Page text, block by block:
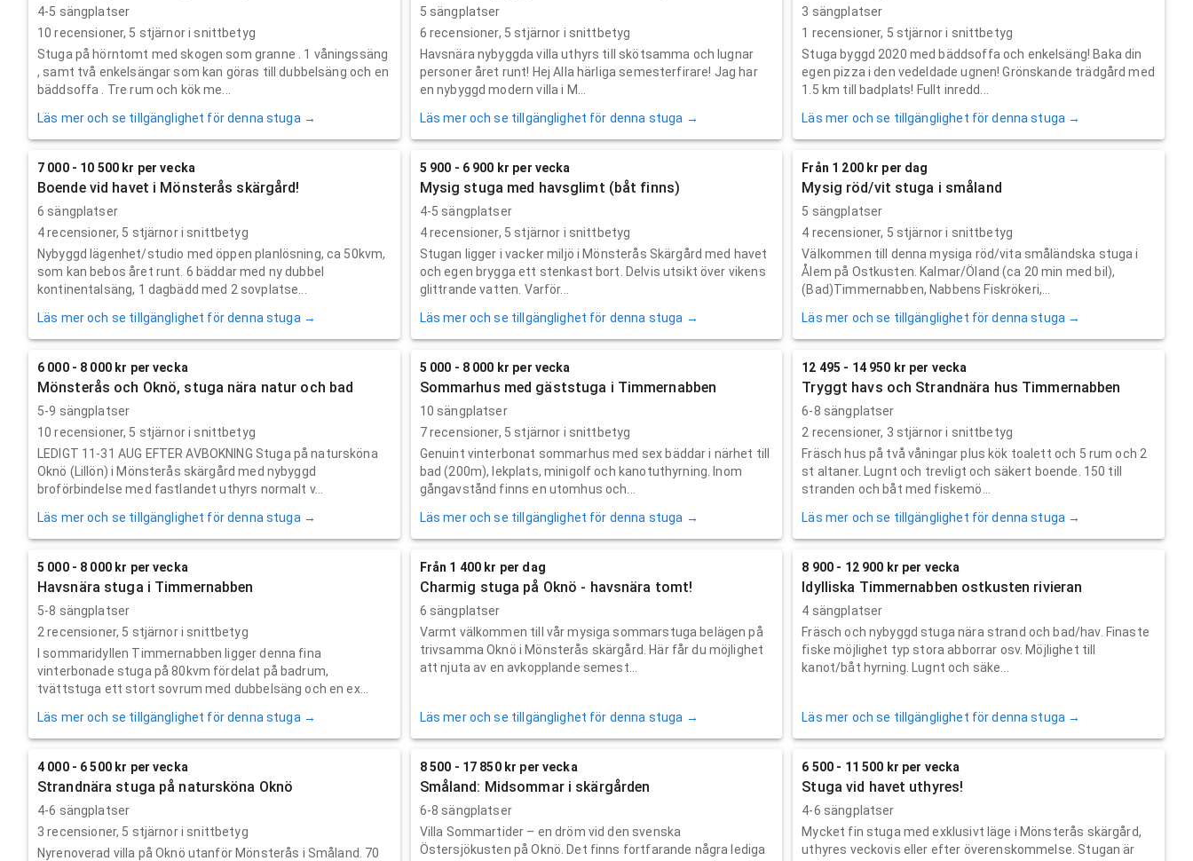
4-5 sängplatser
10 recensioner, 5 stjärnor i snittbetyg
Stuga på hörntomt med skogen som granne . 1 våningssäng
, samt två enkelsängar som kan göras till dubbelsäng och en
bäddsoffa . Tre rum och kök me...
Läs mer och se tillgänglighet för denna stuga →
5 sängplatser
6 recensioner, 5 stjärnor i snittbetyg
Havsnära nybyggda villa uthyrs till skötsamma och lugnar
personer året runt! Hej Alla härliga semesterfirare! Jag har
en nybyggd modern villa i M...
Läs mer och se tillgänglighet för denna stuga →
3 sängplatser
1 recensioner, 5 stjärnor i snittbetyg
Stuga byggd 2020 med bäddsoffa och enkelsäng! Baka din
egen pizza i den vedeldade ugnen! Grönskande trädgård med
1.5 km till badplats! Fullt inredd...
Läs mer och se tillgänglighet för denna stuga →
7 000 - 10 500 kr per vecka
Boende vid havet i Mönsterås skärgård!
6 sängplatser
4recensioner, 5 stjärnor i snittbetyg
Nybyggd lägenhet/studio med öppen planlösning, ca 50kvm,
som kan bebos året runt. 6 bäddar med ny dubbel
kontinentalsäng, 1 dagbädd med 2 sovplatse...
Läs mer och se tillgänglighet för denna stuga →
5 900 - 6 900 kr per vecka
Mysig stuga med havsglimt (båt finns)
4-5 sängplatser
4recensioner, 5 stjärnor i snittbetyg
Stugan ligger i vacker miljö i Mönsterås Skärgård med havet
och egen brygga ett stenkast bort. Delvis utsikt över vikens
glittrande vatten. Varför...
Läs mer och se tillgänglighet för denna stuga →
Från 1 200 kr per dag
Mysig röd/vit stuga i småland
5 sängplatser
4 recensioner, 5 stjärnor i snittbetyg
Välkommen till denna mysiga röd/vita småländska stuga i
Ålem på Ostkusten. Kalmar/Öland (ca 20 min med bil),
(Bad)Timmernabben, Nabbens Fiskrökeri,...
Läs mer och se tillgänglighet för denna stuga →
6 000 - 8 000 kr per vecka
Mönsterås och Oknö, stuga nära natur och bad
5-9 sängplatser
10 recensioner, 5 stjärnor i snittbetyg
LEDIGT 11-31 AUG EFTER AVBOKNING Stuga på natursköna
Oknö (Lillön) i Mönsterås skärgård med nybyggd
broförbindelse med fastlandet uthyrs normalt v...
Läs mer och se tillgänglighet för denna stuga →
5 000 - 8 000 kr per vecka
Sommarhus med gäststuga i Timmernabben
10 sängplatser
7recensioner, 5 stjärnor i snittbetyg
Genuint vinterbonat sommarhus med sex bäddar i närhet till
bad (200m), lekplats, minigolf och kanotuthyrning. Inom
gångavstånd finns en utomhus och...
Läs mer och se tillgänglighet för denna stuga →
12 495 - 14 950 kr per vecka
Tryggt havs och Strandnära hus Timmernabben
6-8 sängplatser
2 recensioner, 3 stjärnor i snittbetyg
Fräsch hus på två våningar plus kök toalett och 5 rum och 2
st altaner. Lugnt och trevligt och säkert boende. 150 till
stranden och båt med fiskemö...
Läs mer och se tillgänglighet för denna stuga →
5 000 - 8 000 kr per vecka
Havsnära stuga i Timmernabben
5-8 sängplatser
2 recensioner, 5 stjärnor i snittbetyg
I sommaridyllen Timmernabben ligger denna fina
vinterbonade stuga på 80kvm fördelat på badrum,
tvättstuga ett stort sovrum med dubbelsäng och en ex...
Läs mer och se tillgänglighet för denna stuga →
Från 1 400 kr per dag
Charmig stuga på Oknö - havsnära tomt!
6 sängplatser
Varmt välkommen till vår mysiga sommarstuga belägen på
trivsamma Oknö i Mönsterås skärgård. Här får du möjlighet
att njuta av en avkopplande semest...
Läs mer och se tillgänglighet för denna stuga →
8 900 - 12 900 kr per vecka
Idylliska Timmernabben ostkusten rivieran
4 sängplatser
Fräsch och nybyggd stuga nära strand och bad/hav. Finaste
fiske möjlighet typ stora abborrar osv. Möjlighet till
kanot/båt hyrning. Lugnt och säke...
Läs mer och se tillgänglighet för denna stuga →
4 000 - 6 500 kr per vecka
Strandnära stuga på natursköna Oknö
4-6 sängplatser
3 recensioner, 5 stjärnor i snittbetyg
Nyrenoverad villa på Oknö utanför Mönsterås i Småland. 70
8 500 - 17 850 kr per vecka
Småland: Midsommar i skärgården
6-8 sängplatser
Villa Sommartider – en dröm vid den svenska
Östersjökusten på Oknö. Det finns fortfarande några lediga
6 500 - 11 500 kr per vecka
Stuga vid havet uthyres!
4-6 sängplatser
Mycket fin stuga med exklusivt läge i Mönsterås skärgård,
uthyres veckovis eller efter överenskommelse. Stugan är